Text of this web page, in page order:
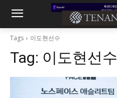
Tags 이도현선수
Tag: 이도현선수